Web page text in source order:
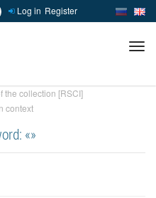
Log in Register
the collection [RSCI]
context
«»